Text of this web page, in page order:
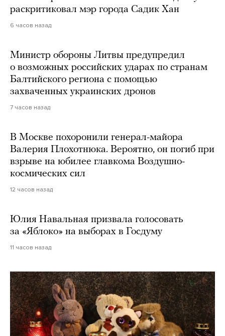
раскритиковал мэр города Садик Хан
6 часов назад
Министр обороны Литвы предупредил
о возможных российских ударах по странам
Балтийского региона с помощью
захваченных украинских дронов
7 часов назад
В Москве похоронили генерал-майора
Валерия Плохотнюка. Вероятно, он погиб при
взрыве на юбилее главкома Воздушно-
космических сил
12 часов назад
Юлия Навальная призвала голосовать
за «Яблоко» на выборах в Госдуму
11 часов назад